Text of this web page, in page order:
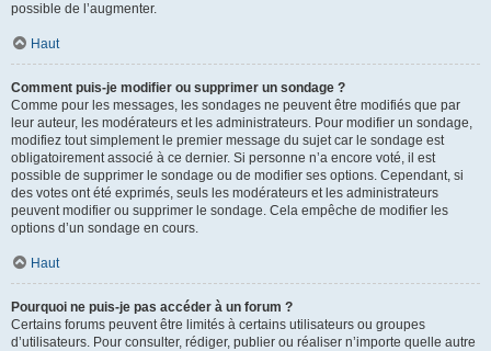
possible de l’augmenter.
Haut
Comment puis-je modifier ou supprimer un sondage ?
Comme pour les messages, les sondages ne peuvent être modifiés que par
leur auteur, les modérateurs et les administrateurs. Pour modifier un sondage,
modifiez tout simplement le premier message du sujet car le sondage est
obligatoirement associé à ce dernier. Si personne n’a encore voté, il est
possible de supprimer le sondage ou de modifier ses options. Cependant, si
des votes ont été exprimés, seuls les modérateurs et les administrateurs
peuvent modifier ou supprimer le sondage. Cela empêche de modifier les
options d’un sondage en cours.
Haut
Pourquoi ne puis-je pas accéder à un forum ?
Certains forums peuvent être limités à certains utilisateurs ou groupes
d’utilisateurs. Pour consulter, rédiger, publier ou réaliser n’importe quelle autre